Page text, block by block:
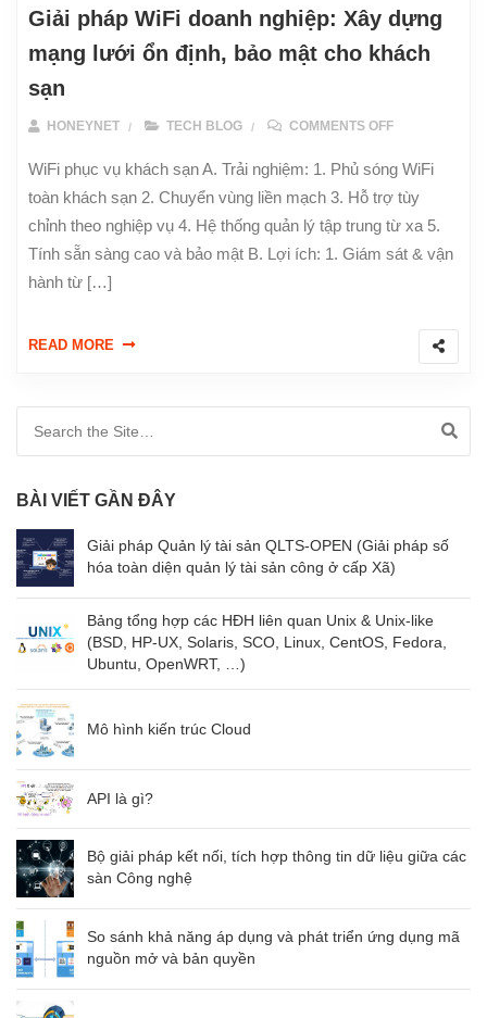
Giải pháp WiFi doanh nghiệp: Xây dựng
mạng lưới ổn định, bảo mật cho khách
sạn
HONEYNET TECH BLOG COMMENTS OFF
WiFi phục vụ khách sạn A. Trải nghiệm: 1. Phủ sóng WiFi
toàn khách sạn 2. Chuyển vùng liền mạch 3. Hỗ trợ tùy
chỉnh theo nghiệp vụ 4. Hệ thống quản lý tập trung từ xa 5.
Tính sẵn sàng cao và bảo mật B. Lợi ích: 1. Giám sát & vận
hành từ […]
READ MORE
BÀI VIẾT GẦN ĐÂY
Giải pháp Quản lý tài sản QLTS-OPEN (Giải pháp số
hóa toàn diện quản lý tài sản công ở cấp Xã)
Bảng tổng hợp các HĐH liên quan Unix & Unix-like
(BSD, HP-UX, Solaris, SCO, Linux, CentOS, Fedora,
Ubuntu, OpenWRT, …)
Mô hình kiến trúc Cloud
API là gì?
Bộ giải pháp kết nối, tích hợp thông tin dữ liệu giữa các
sàn Công nghệ
So sánh khả năng áp dụng và phát triển ứng dụng mã
nguồn mở và bản quyền